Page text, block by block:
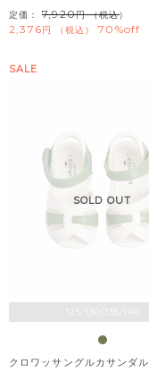
定価： 7,920 （税込）
2,376 税込 70%off
125/130/135/140
SOLD OUT
SALE
クロワッサングルカサンダル